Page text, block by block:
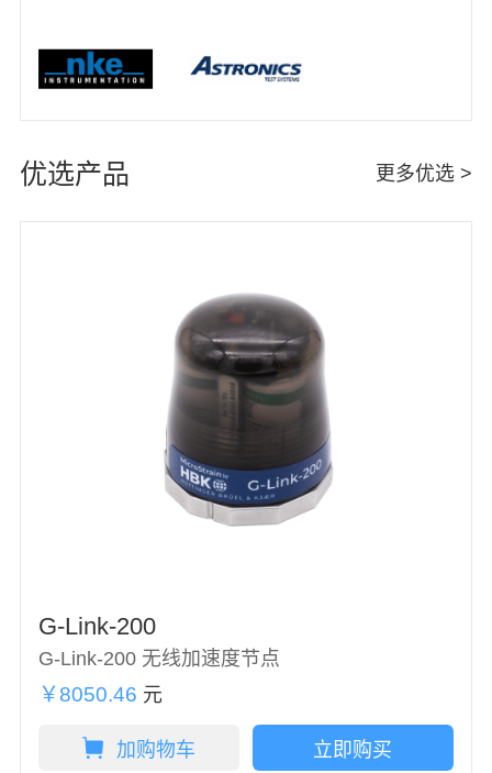
优选产品 更多优选 >
G-Link-200
G-Link-200 无线加速度节点
￥8050.46 元
加购物车 立即购买